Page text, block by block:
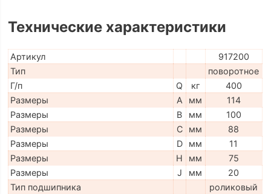
Технические характеристики
Артикул
917200
Тип
поворотное
Г/п
Q кг
400
Размеры
A мм
114
Размеры
B мм
100
Размеры
C мм
88
Размеры
D мм
11
Размеры
H мм
75
Размеры
J мм
20
Тип подшипника
роликовый